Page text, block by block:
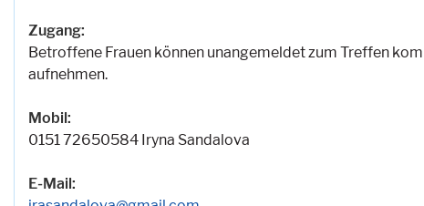
Zugang:
Betroffene Frauen können unangemeldet zum Treffen
aufnehmen.
Mobil:
0151 72650584 Iryna Sandalova
E-Mail: